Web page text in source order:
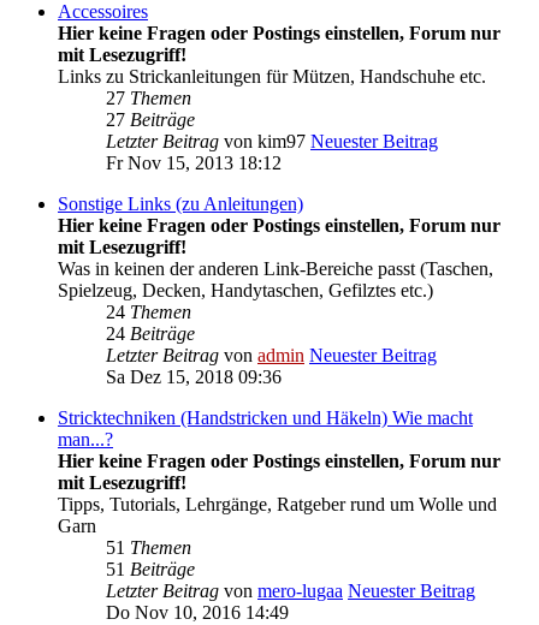
Accessoires
Hier keine Fragen oder Postings einstellen, Forum nur
mit Lesezugriff!
Links zu Strickanleitungen für Mützen, Handschuhe etc.
27 Themen
27 Beiträge
Letzter Beitrag von kim97 Neuester Beitrag
Fr Nov 15, 2013 18:12
Sonstige Links (zu Anleitungen)
Hier keine Fragen oder Postings einstellen, Forum nur
mit Lesezugriff!
Was in keinen der anderen Link-Bereiche passt (Taschen,
Spielzeug, Decken, Handytaschen, Gefilztes etc.)
24 Themen
24 Beiträge
Letzter Beitrag von admin Neuester Beitrag
Sa Dez 15, 2018 09:36
Stricktechniken (Handstricken und Häkeln) Wie macht
man...?
Hier keine Fragen oder Postings einstellen, Forum nur
mit Lesezugriff!
Tipps, Tutorials, Lehrgänge, Ratgeber rund um Wolle und
Garn
51 Themen
51 Beiträge
Letzter Beitrag von mero-lugaa Neuester Beitrag
Do Nov 10, 2016 14:49